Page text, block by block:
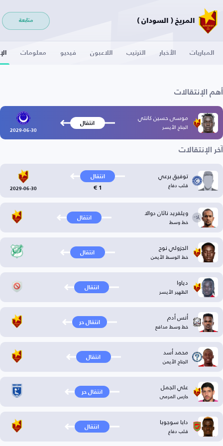
المريخ ( السودان ) متابعة
المباريات الأخبار الترتيب اللاعبون فيديو معلومات
أهم الإنتقالات
موسى حسين كانتي
الجناح الأيسر انتقال
2029-06-30
آخر الإنتقالات
توفيق برعي
قلب دفاع
انتقال
1 €
2029-06-30
ويلفريد ناثان دوالا
خط وسط انتقال
الجزولي نوح
خط الوسط الأيمن انتقال
دياوا
الظهير الأيسر انتقال
أنس أدم
خط وسط مدافع انتقال حر
محمد أسد
الجناح الأيمن انتقال
علي الجمل
حارس المرمى انتقال حر
دابا سوجوبا
قلب دفاع انتقال